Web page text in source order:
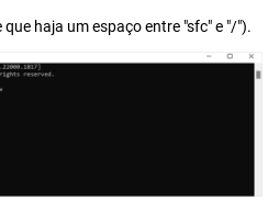
que haja um espaço entre "sfc" e "/").